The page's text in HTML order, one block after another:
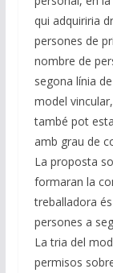
qui adquiriria
persones de
nombre de
segona línia
model
també pot
amb grau de
La proposta
formaran la
treballadora
persones a
La tria del
permisos